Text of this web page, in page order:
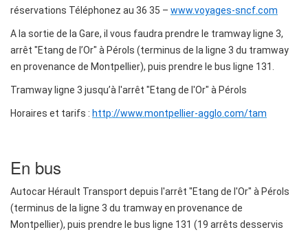
réservations Téléphonez au 36 35 – www.voyages-sncf.com
A la sortie de la Gare, il vous faudra prendre le tramway ligne 3,
arrêt "Etang de l’Or" à Pérols (terminus de la ligne 3 du tramway
en provenance de Montpellier), puis prendre le bus ligne 131.
Tramway ligne 3 jusqu’à l'arrêt "Etang de l'Or" à Pérols
Horaires et tarifs : http://www.montpellier-agglo.com/tam
En bus
Autocar Hérault Transport depuis l'arrêt "Etang de l'Or" à Pérols
(terminus de la ligne 3 du tramway en provenance de
Montpellier), puis prendre le bus ligne 131 (19 arrêts desservis